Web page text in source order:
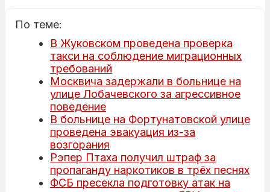
По теме:
В Жуковском проведена проверка
такси на соблюдение миграционных
требований
Москвича задержали в больнице на
улице Лобачевского за агрессивное
поведение
В больнице на Фортунатовской улице
проведена эвакуация из-за
возгорания
Рэпер Птаха получил штраф за
пропаганду наркотиков в трёх песнях
ФСБ пресекла подготовку атак на